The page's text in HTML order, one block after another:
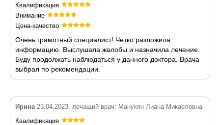
Квалификация
Внимание
Цена-качество
Очень грамотный специалист! Четко разложила
информацию. Выслушала жалобы и назначила лечение.
Буду продолжать наблюдаться у данного доктора. Врача
выбрал по рекомендации.
Ирина23.04.2023, лечащий врач: Манукян Лиана Микаеловна
Квалификация